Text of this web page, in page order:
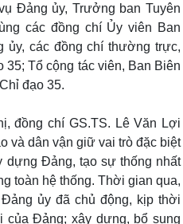
Đảng ủy, Trưởng ban Tuyên
các đồng chí Ủy viên Ban
ủy, các đồng chí thường trực,
35; Tổ cộng tác viên, Ban Biên
đạo 35.
đồng chí GS.TS. Lê Văn Lợi
và dân vận giữ vai trò đặc biệt
dựng Đảng, tạo sự thống nhất
toàn hệ thống. Thời gian qua,
ủy đã chủ động, kịp thời
của Đảng; xây dựng, bổ sung